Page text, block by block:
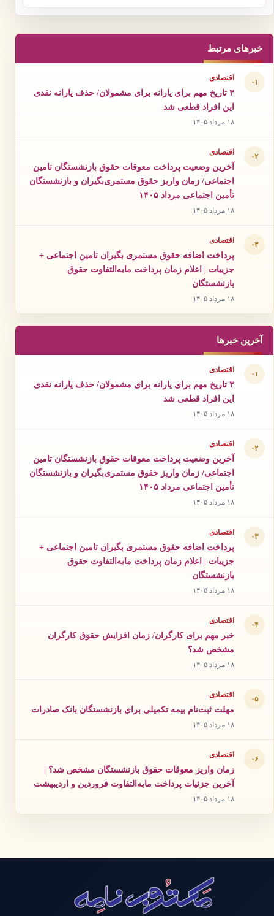
خبرهای مرتبط
۰۱ اقتصادی
۳ تاریخ مهم برای یارانه برای مشمولان/ حذف یارانه نقدی
این افراد قطعی شد
۱۸ مرداد ۱۴۰۵
۰۲ اقتصادی
آخرین وضعیت پرداخت معوقات حقوق بازنشستگان تامین
اجتماعی/ زمان واریز حقوق مستمری‌بگیران و بازنشستگان
تأمین اجتماعی مرداد ۱۴۰۵
۱۸ مرداد ۱۴۰۵
۰۳ اقتصادی
پرداخت اضافه حقوق مستمری بگیران تامین اجتماعی +
جزییات | اعلام زمان پرداخت مابه‌التفاوت حقوق
بازنشستگان
۱۸ مرداد ۱۴۰۵
آخرین خبرها
۰۱ اقتصادی
۳ تاریخ مهم برای یارانه برای مشمولان/ حذف یارانه نقدی
این افراد قطعی شد
۱۸ مرداد ۱۴۰۵
۰۲ اقتصادی
آخرین وضعیت پرداخت معوقات حقوق بازنشستگان تامین
اجتماعی/ زمان واریز حقوق مستمری‌بگیران و بازنشستگان
تأمین اجتماعی مرداد ۱۴۰۵
۱۸ مرداد ۱۴۰۵
۰۳ اقتصادی
پرداخت اضافه حقوق مستمری بگیران تامین اجتماعی +
جزییات | اعلام زمان پرداخت مابه‌التفاوت حقوق
بازنشستگان
۱۸ مرداد ۱۴۰۵
۰۴ اقتصادی
خبر مهم برای کارگران/ زمان افزایش حقوق کارگران
مشخص شد؟
۱۸ مرداد ۱۴۰۵
۰۵ اقتصادی
مهلت ثبت‌نام بیمه تکمیلی برای بازنشستگان بانک صادرات
۱۸ مرداد ۱۴۰۵
۰۶ اقتصادی
زمان واریز معوقات حقوق بازنشستگان مشخص شد؟ |
آخرین جزئیات پرداخت مابه‌التفاوت فروردین و اردیبهشت
۱۸ مرداد ۱۴۰۵